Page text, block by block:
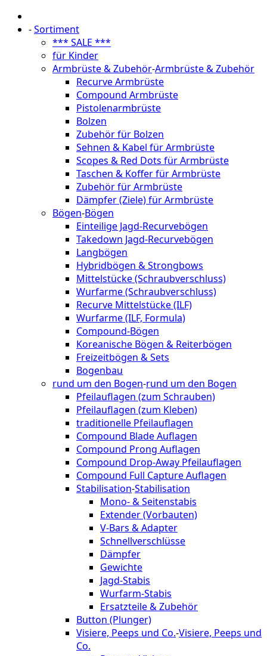
-Sortiment
*** SALE ***
für Kinder
Armbrüste & Zubehör-Armbrüste & Zubehör
Recurve Armbrüste
Compound Armbrüste
Pistolenarmbrüste
Bolzen
Zubehör für Bolzen
Sehnen & Kabel für Armbrüste
Scopes & Red Dots für Armbrüste
Taschen & Koffer für Armbrüste
Zubehör für Armbrüste
Dämpfer (Ziele) für Armbrüste
Bögen-Bögen
Einteilige Jagd-Recurvebögen
Takedown Jagd-Recurvebögen
Langbögen
Hybridbögen & Strongbows
Mittelstücke (Schraubverschluss)
Wurfarme (Schraubverschluss)
Recurve Mittelstücke (ILF)
Wurfarme (ILF, Formula)
Compound-Bögen
Koreanische Bögen & Reiterbögen
Freizeitbögen & Sets
Bogenbau
rund um den Bogen-rund um den Bogen
Pfeilauflagen (zum Schrauben)
Pfeilauflagen (zum Kleben)
traditionelle Pfeilauflagen
Compound Blade Auflagen
Compound Prong Auflagen
Compound Drop-Away Pfeilauflagen
Compound Full Capture Auflagen
Stabilisation-Stabilisation
Mono- & Seitenstabis
Extender (Vorbauten)
V-Bars & Adapter
Schnellverschlüsse
Dämpfer
Gewichte
Jagd-Stabis
Wurfarm-Stabis
Ersatzteile & Zubehör
Button (Plunger)
Visiere, Peeps und Co.-Visiere, Peeps und
Co.